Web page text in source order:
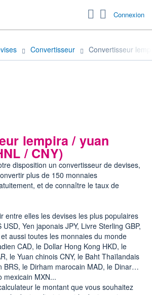
Connexion
Convertisseur Convertisseur
lempira / yuan
/ CNY)
disposition un convertisseur de devises,
plus de 150 monnaies
le taux de
entre elles les devises les plus populaires
Yen japonais JPY, Livre Sterling GBP,
CAD, le Dollar Hong Kong HKD, le
le Yuan chinois CNY, le Baht Thaïlandais
le Dinar
mexicain MXN...
le montant que vous souhaitez